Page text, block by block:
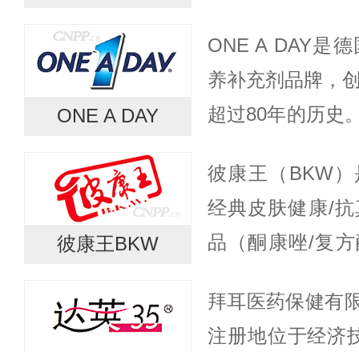
达产品已经在全
ONE A DAY
ONE A DAY是
养补充剂品牌，
超过80年的历史
性、女性、儿童
彼康王BKW
彼康王（BKW
经典皮肤健康/
品（酮康唑/复
年前后以“皮康
形...
拜耳医药保健有
注册地位于经济